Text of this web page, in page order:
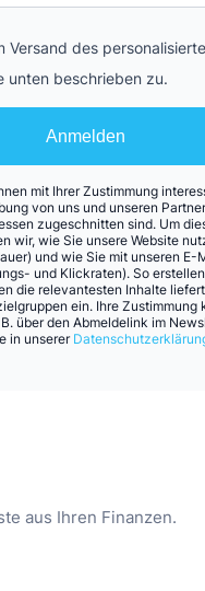
Anmelden
Versand des
unten beschrieben zu.
mit Ihrer Zustimmung
von uns und unseren
zugeschnitten sind. Um
wir, wie Sie unsere Website
und wie Sie mit unseren E-
und Klickraten). So
die relevantesten Inhalte
ein. Ihre Zustimmung
über den Abmeldelink im
in unserer
aus Ihren Finanzen.